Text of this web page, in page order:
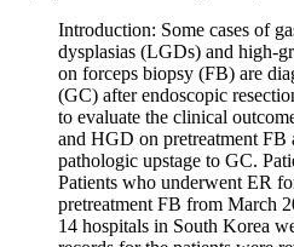
Introduction: Some cases of
dysplasias (LGDs) and high-
on forceps biopsy (FB) are
(GC) after endoscopic
to evaluate the clinical
and HGD on pretreatment FB
pathologic upstage to GC.
Patients who underwent ER
pretreatment FB from March
14 hospitals in South Korea